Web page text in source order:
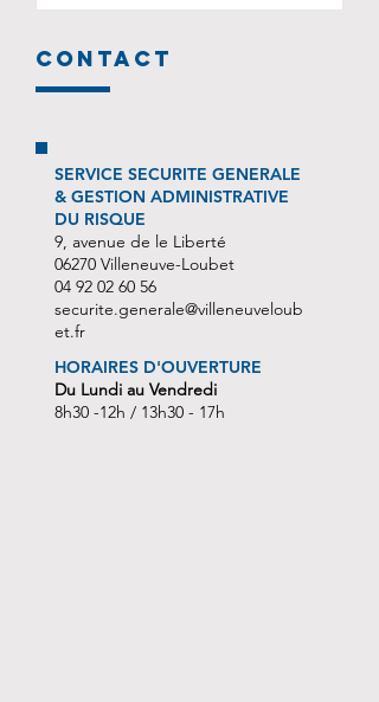
existants. Il accorde en fonction des
certaines conditions aux propriétaires.
https://www.anah.fr
l’arrêté n°ARR2026-046, l’avis au
public vous est communiqué.
contact
SERVICE SECURITE GENERALE
& GESTION ADMINISTRATIVE
DU RISQUE
9, avenue de le Liberté
06270 Villeneuve-Loubet
04 92 02 60 56
securite.generale@villeneuveloub
et.fr
HORAIRES D'OUVERTURE
Du Lundi au Vendredi
8h30 -12h / 13h30 - 17h